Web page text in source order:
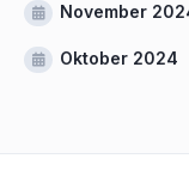
November
Oktober 2024